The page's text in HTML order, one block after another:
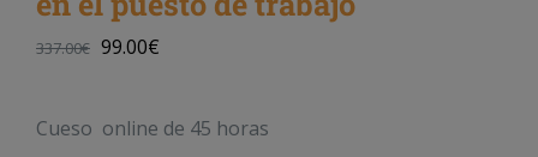
337.00€ 99.00€
Cueso online de 45 horas